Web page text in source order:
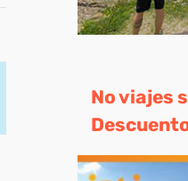
No viajes